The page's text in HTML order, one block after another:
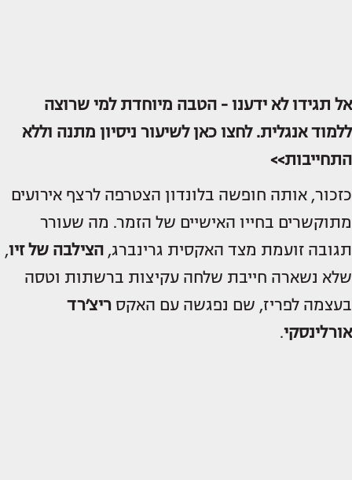
אל תגידו לא ידענו - הטבה מיוחדת למי שרוצה
ללמוד אנגלית. לחצו כאן לשיעור ניסיון מתנה וללא
התחייבות>>
כזכור, אותה חופשה בלונדון הצטרפה לרצף אירועים
מתוקשרים בחייו האישיים של הזמר. מה שעורר
תגובה זועמת מצד האקסית גרינברג, הצילבה של זיו,
שלא נשארה חייבת שלחה עקיצות ברשתות וטסה
בעצמה לפריז, שם נפגשה עם האקס ריצ׳רד
אורלינסקי.